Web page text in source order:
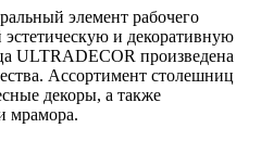
элемент рабочего
и декоративную
ULTRADECOR произведена
Ассортимент столешниц
декоры, а также
мрамора.